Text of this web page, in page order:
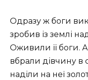
Одразу ж боги
зробив із землі
Оживили її боги.
вбрали дівчину в
наділи на неї